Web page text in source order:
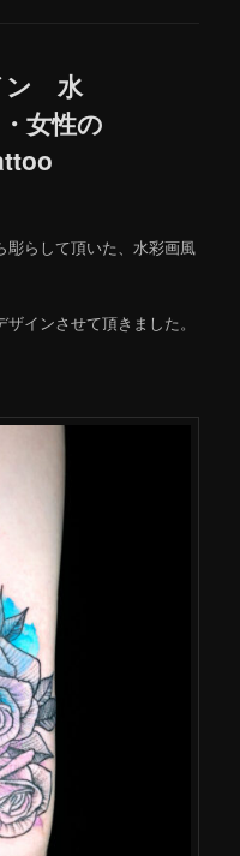
ン 水
女性の
彫らして頂いた、水彩画風
インさせて頂きました。